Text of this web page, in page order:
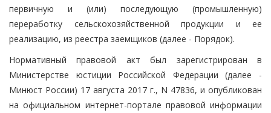
первичную и (или) последующую (промышленную)
переработку сельскохозяйственной продукции и ее
реализацию, из реестра заемщиков (далее - Порядок).
Нормативный правовой акт был зарегистрирован в
Министерстве юстиции Российской Федерации (далее -
Минюст России) 17 августа 2017 г., N 47836, и опубликован
на официальном интернет-портале правовой информации